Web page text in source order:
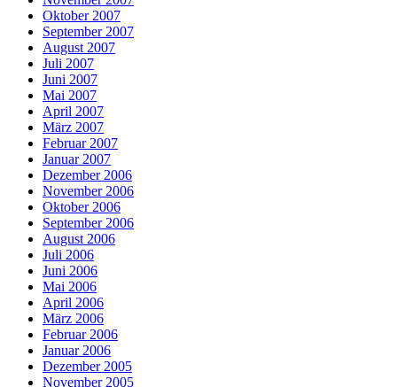
Oktober 2007
September 2007
August 2007
Juli 2007
Juni 2007
Mai 2007
April 2007
März 2007
Februar 2007
Januar 2007
Dezember 2006
November 2006
Oktober 2006
September 2006
August 2006
Juli 2006
Juni 2006
Mai 2006
April 2006
März 2006
Februar 2006
Januar 2006
Dezember 2005
November 2005